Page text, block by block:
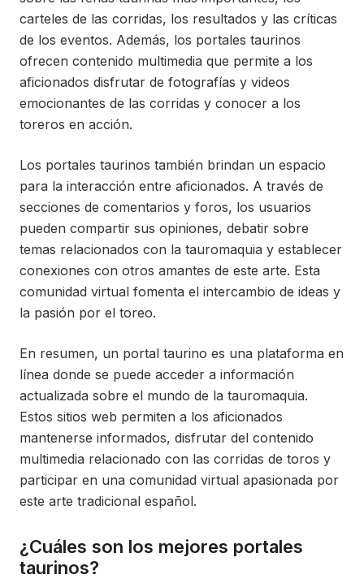
carteles de las corridas, los resultados y las críticas
de los eventos. Además, los portales taurinos
ofrecen contenido multimedia que permite a los
aficionados disfrutar de fotografías y videos
emocionantes de las corridas y conocer a los
toreros en acción.
Los portales taurinos también brindan un espacio
para la interacción entre aficionados. A través de
secciones de comentarios y foros, los usuarios
pueden compartir sus opiniones, debatir sobre
temas relacionados con la tauromaquia y establecer
conexiones con otros amantes de este arte. Esta
comunidad virtual fomenta el intercambio de ideas y
la pasión por el toreo.
En resumen, un portal taurino es una plataforma en
línea donde se puede acceder a información
actualizada sobre el mundo de la tauromaquia.
Estos sitios web permiten a los aficionados
mantenerse informados, disfrutar del contenido
multimedia relacionado con las corridas de toros y
participar en una comunidad virtual apasionada por
este arte tradicional español.
¿Cuáles son los mejores portales
taurinos?